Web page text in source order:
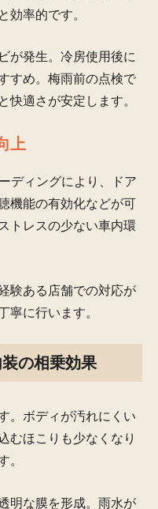
効率的です。
が発生。冷房使用後に
すめ。梅雨前の点検で
快適さが安定します。
上
ディングにより、ドア
機能の有効化などが可
トレスの少ない車内環
験ある店舗での対応が
寧に行います。
の相乗効果
。ボディが汚れにくい
むほこりも少なくなり
。
明な膜を形成。雨水が